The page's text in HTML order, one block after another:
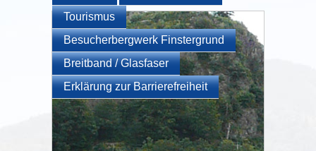
Tourismus
Besucherbergwerk Finstergrund
Breitband / Glasfaser
Erklärung zur Barrierefreiheit